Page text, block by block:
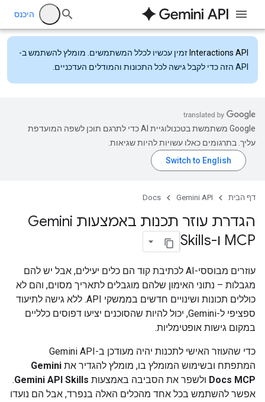
היכנס
Interactions API זמין עכשיו לכלל המשתמשים. מומלץ להשתמש ב-
API הזה כדי לקבל גישה לכל התכונות והמודלים העדכניים.
‫Google משתמשת בטכנולוגיית AI כדי לתרגם תוכן לשפה המועדפת
עליך. בתרגומים כאלו עשויות להיות שגיאות.
דף הבית Gemini API
Docs
הגדרת עוזר תכנות באמצעות Gemini
MCP ו-Skills
עוזרים מבוססי-AI לכתיבת קוד הם כלים יעילים, אבל יש להם
מגבלות – נתוני האימון שלהם מוגבלים לתאריך מסוים, והם לא
כוללים תכונות ושינויים חדשים בממשקי API. ללא גישה לתיעוד
ספציפי ל-Gemini, יכול להיות שהסוכנים יציעו דפוסים כלליים
במקום גישות אופטימליות.
כדי שהעוזר האישי לתכנות יהיה מעודכן ב-Gemini API
המתפתח ובשימוש המומלץ בו, מומלץ להגדיר את Gemini
Docs MCP ולשפר את הסביבה באמצעות Gemini API Skills
.
אפשר להשתמש בכל אחד מהכלים האלה בנפרד, אבל הם נועדו